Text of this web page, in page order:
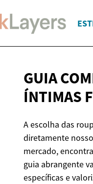
GUIA
ÍNTIMAS
A escolha das
diretamente
mercado,
guia abrangente
específicas e